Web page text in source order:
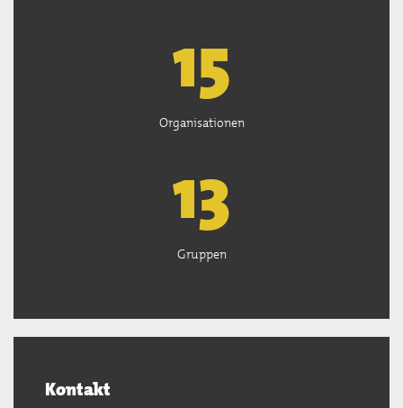
15
Organisationen
13
Gruppen
Kontakt